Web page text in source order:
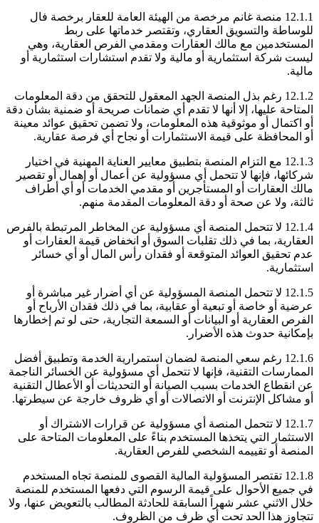
12.1.1 منصة غانم مرخصة من الهيئة العامة للعقار برخصة فال
للوساطة والتسويق العقاري، وتقتصر خدماتها على ربط
المستخدمين مع مالك العقارات ومقدمي الفرص العقارية، وهي
ليست شركة استثمارية أو مالية ولا تقدم استشارات استثمارية أو
مالية.
12.1.2 رغم بذل المنصة الجهد المعقول للتحقق من دقة المعلومات
المتاحة عليها، إلا أنها لا تقدم أي ضمانات صريحة أو ضمنية بشأن دقة
أو اكتمال أو موثوقية هذه المعلومات، ولا تضمن تحقيق عوائد معينة
أو المحافظة على قيمة الاستثمارات أو نجاح أي فرصة عقارية.
12.1.3 مع التزام المنصة بتطبيق معايير العناية المهنية في اختيار
شركائها، فإنها لا تتحمل أي مسؤولية عن أعمال أو إهمال أو تقصير
مالك العقارات أو المستأجرين أو مقدمي الخدمات أو أي أطراف
ثالثة، ولا عن صحة أو دقة المعلومات المقدمة منهم.
12.1.4 لا تتحمل المنصة أي مسؤولية عن المخاطر المرتبطة بالفرص
العقارية، بما في ذلك تقلبات السوق أو انخفاض قيمة العقارات أو
عدم تحقيق العوائد المتوقعة أو فقدان رأس المال أو أي خسائر
استثمارية.
12.1.5 لا تتحمل المنصة المسؤولية عن أي أضرار غير مباشرة أو
عرضية أو خاصة أو تبعية أو عقابية، بما في ذلك فقدان الأرباح أو
الفرص العقارية أو البيانات أو السمعة التجارية، حتى لو تم إخطارها
بإمكانية حدوث هذه الأضرار.
12.1.6 رغم سعي المنصة لضمان استمرارية الخدمة وتطبيق أفضل
الممارسات التقنية، فإنها لا تتحمل أي مسؤولية عن الخسائر الناجمة
عن انقطاع الخدمات بسبب الصيانة أو التحديثات أو الأعطال التقنية
أو مشاكل الإنترنت أو الاتصالات أو أي ظروف خارجة عن سيطرتها.
12.1.7 لا تتحمل المنصة أي مسؤولية عن قرارات الاشتراك أو
الاستثمار التي يتخذها المستخدم بناءً على المعلومات المتاحة على
المنصة أو تقييمه الشخصي للفرص العقارية.
12.1.8 تقتصر المسؤولية المالية القصوى للمنصة تجاه المستخدم
في جميع الأحوال على قيمة الرسوم التي دفعها المستخدم للمنصة
خلال الاثني عشر شهراً السابقة للحادثة المطالب بالتعويض عنها، ولا
تتجاوز هذا الحد تحت أي ظرف من الظروف.